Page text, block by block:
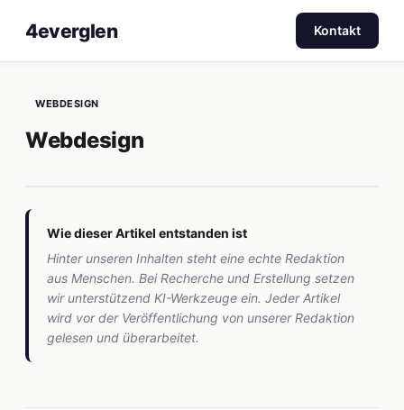
4everglen Kontakt
WEBDESIGN
Webdesign
Wie dieser Artikel entstanden ist
Hinter unseren Inhalten steht eine echte Redaktion
aus Menschen. Bei Recherche und Erstellung setzen
wir unterstützend KI-Werkzeuge ein. Jeder Artikel
wird vor der Veröffentlichung von unserer Redaktion
gelesen und überarbeitet.